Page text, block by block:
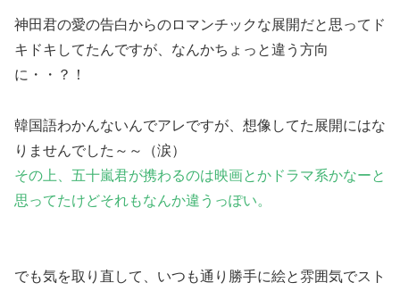
神田君の愛の告白からのロマンチックな展開だと思ってド
キドキしてたんですが、なんかちょっと違う方向
に・・？！
韓国語わかんないんでアレですが、想像してた展開にはな
りませんでした～～（涙）
その上、五十嵐君が携わるのは映画とかドラマ系かなーと
思ってたけどそれもなんか違うっぽい。
でも気を取り直して、いつも通り勝手に絵と雰囲気でスト